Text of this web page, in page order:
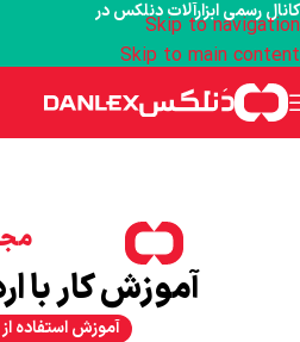
Skip to navigation
Skip to main content
کانال رسمی ابزارآلات دنلکس در
آموزش کار با
آموزش استفاده از